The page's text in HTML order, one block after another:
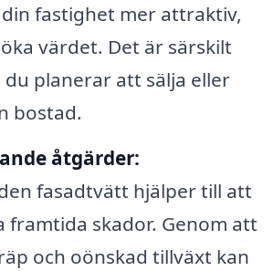
fastighet mer attraktiv,
värdet. Det är särskilt
planerar att sälja eller
bostad.
åtgärder:
fasadtvätt hjälper till att
framtida skador. Genom att
och oönskad tillväxt kan